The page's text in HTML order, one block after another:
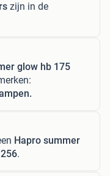
zijn in de
glow hb 175
Hapro summer
.